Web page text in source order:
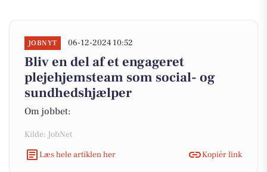
JOBNYT 06-12-2024 10:52
Bliv en del af et engageret
plejehjemsteam som social- og
sundhedshjælper
Om jobbet:
Kilde: JobNet
Læs hele artiklen her
Kopiér link